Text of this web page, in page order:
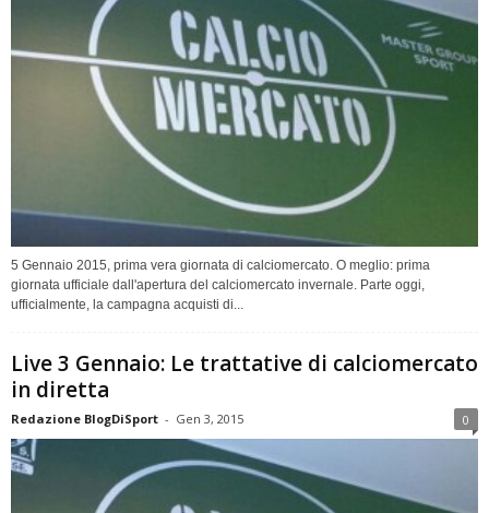
5 Gennaio 2015, prima vera giornata di calciomercato. O meglio: prima
giornata ufficiale dall'apertura del calciomercato invernale. Parte oggi,
ufficialmente, la campagna acquisti di...
Live 3 Gennaio: Le trattative di calciomercato
in diretta
Redazione BlogDiSport - Gen 3, 2015 0